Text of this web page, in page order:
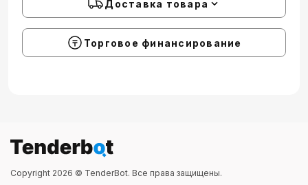
Доставка товара
Торговое финансирование
Copyright 2026 © TenderBot. Все права защищены.